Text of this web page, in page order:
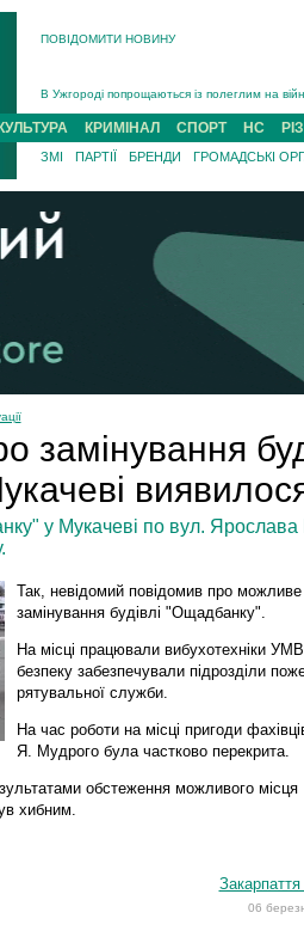
ПОВІДОМИТИ НОВИНУ
В Ужгороді попрощаються із полеглим на
В Ужгороді 5 серпня попрощаються із
Підтвердили загибель захисника із
На війні з рф поліг військовий з
На Хустщині внаслідок ДТП за участі
Інструктора районного ТЦК на Закарпатті
КУЛЬТУРА КРИМІНАЛ СПОРТ НС
ЗМІ ПАРТІЇ БРЕНДИ ГРОМАДСЬКІ
замінування
у Мукачеві по вул.
Так, невідомий повідомив про можливе
замінування будівлі "Ощадбанку".
На місці працювали вибухотехніки
безпеку забезпечували підрозділи
рятувальної служби.
На час роботи на місці пригоди
Я. Мудрого була частково перекрита.
обстеження можливого місця
хибним.
06